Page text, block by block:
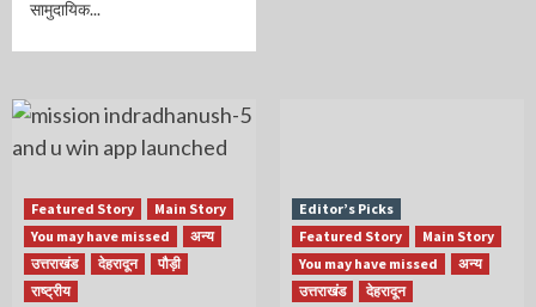
सामुदायिक...
Featured Story
Main Story
You may have missed
अन्य
उत्तराखंड
देहरादून
पौड़ी
राष्ट्रीय
Editor’s Picks
Featured Story
Main Story
You may have missed
अन्य
उत्तराखंड
देहरादून